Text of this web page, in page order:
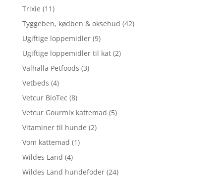
Trixie (11)
Tyggeben, kødben & oksehud (42)
Ugiftige loppemidler (9)
Ugiftige loppemidler til kat (2)
Valhalla Petfoods (3)
Vetbeds (4)
Vetcur BioTec (8)
Vetcur Gourmix kattemad (5)
Vitaminer til hunde (2)
Vom kattemad (1)
Wildes Land (4)
Wildes Land hundefoder (24)